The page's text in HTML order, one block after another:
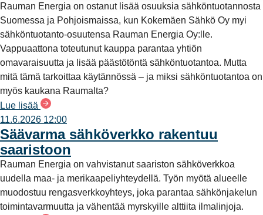
Rauman Energia on ostanut lisää osuuksia sähköntuotannosta
Suomessa ja Pohjoismaissa, kun Kokemäen Sähkö Oy myi
sähköntuotanto-osuutensa Rauman Energia Oy:lle.
Vappuaattona toteutunut kauppa parantaa yhtiön
omavaraisuutta ja lisää päästötöntä sähköntuotantoa. Mutta
mitä tämä tarkoittaa käytännössä – ja miksi sähköntuotantoa on
myös kaukana Raumalta?
Lue lisää
11.6.2026 12:00
Säävarma sähköverkko rakentuu
saaristoon
Rauman Energia on vahvistanut saariston sähköverkkoa
uudella maa- ja merikaapeliyhteydellä. Työn myötä alueelle
muodostuu rengasverkkoyhteys, joka parantaa sähkönjakelun
toimintavarmuutta ja vähentää myrskyille alttiita ilmalinjoja.